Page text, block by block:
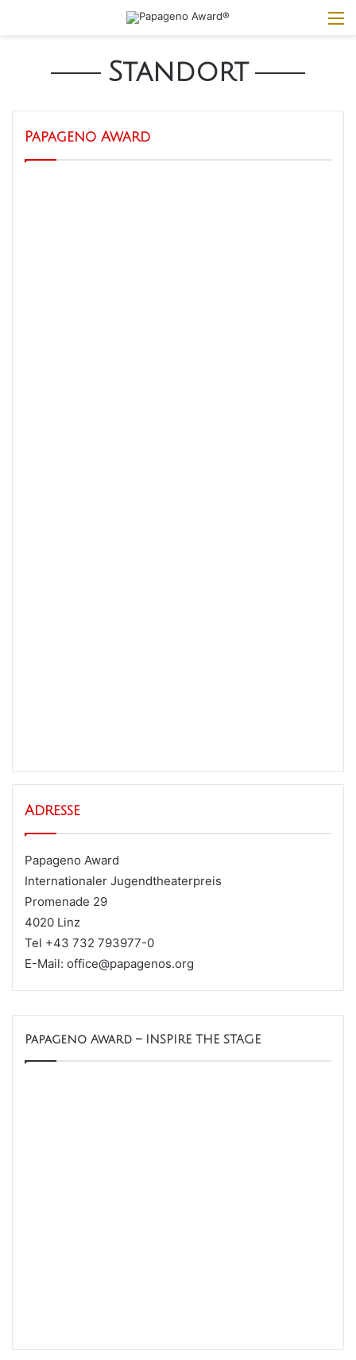
Standort
Papageno Award
Adresse
Papageno Award
Internationaler Jugendtheaterpreis
Promenade 29
4020 Linz
Tel +43 732 793977-0
E-Mail: office@papagenos.org
Papageno Award – INSPIRE THE STAGE